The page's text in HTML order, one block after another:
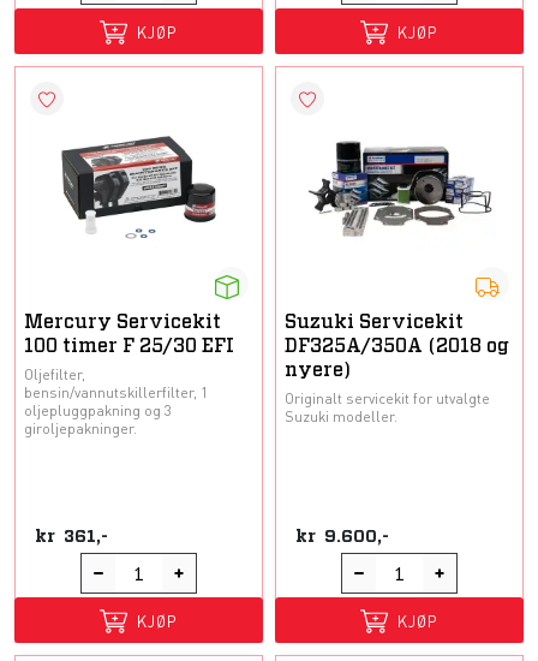
KJØP KJØP
Mercury Servicekit
100 timer F 25/30 EFI
Oljefilter,
bensin/vannutskillerfilter, 1
oljepluggpakning og 3
giroljepakninger.
kr 361,-
KJØP
Suzuki Servicekit
DF325A/350A (2018 og
nyere)
Originalt servicekit for utvalgte
Suzuki modeller.
kr 9.600,-
KJØP